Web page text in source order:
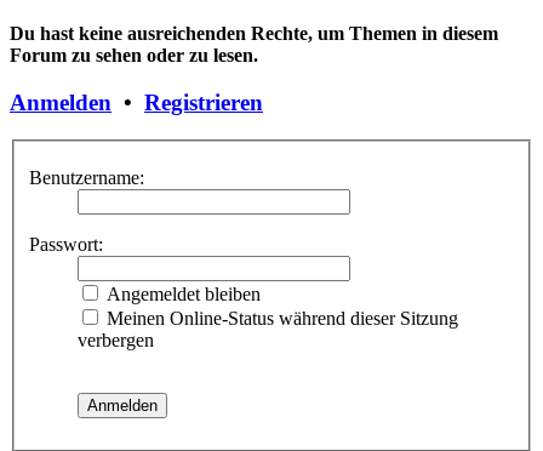
Du hast keine ausreichenden Rechte, um Themen in diesem
Forum zu sehen oder zu lesen.
Anmelden • Registrieren
Benutzername:
Passwort:
Angemeldet bleiben
Meinen Online-Status während dieser Sitzung
verbergen